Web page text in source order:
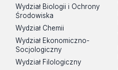
Wydział Biologii i Ochrony
Środowiska
Wydział Chemii
Wydział Ekonomiczno-
Socjologiczny
Wydział Filologiczny